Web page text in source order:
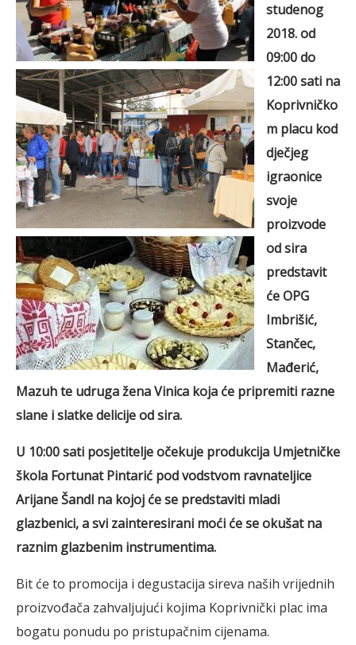
studenog
2018. od
09:00 do
12:00 sati na
Koprivničko
m placu kod
dječjeg
igraonice
svoje
proizvode
od sira
predstavit
će OPG
Imbrišić,
Stančec,
Mađerić,
Mazuh te udruga žena Vinica koja će pripremiti razne
slane i slatke delicije od sira.
U 10:00 sati posjetitelje očekuje produkcija Umjetničke
škola Fortunat Pintarić pod vodstvom ravnateljice
Arijane Šandl na kojoj će se predstaviti mladi
glazbenici, a svi zainteresirani moći će se okušat na
raznim glazbenim instrumentima.
Bit će to promocija i degustacija sireva naših vrijednih
proizvođača zahvaljujući kojima Koprivnički plac ima
bogatu ponudu po pristupačnim cijenama.